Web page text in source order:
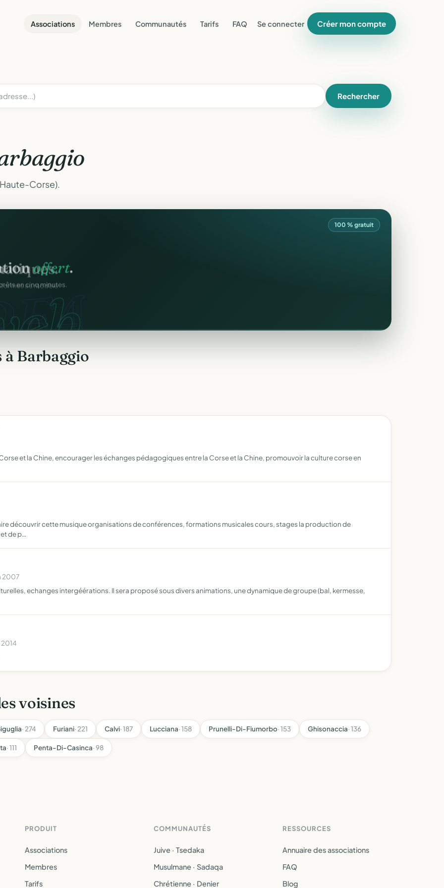
Associations Membres Communautés Tarifs FAQ Se connecter Créer mon compte
Rechercher
Corse).
100 % gratuit
au modèle
offert.
en cinq minutes.
Barbaggio
et la Chine, encourager les échanges pédagogiques entre la Corse et la Chine, promouvoir la culture corse en
découvrir cette musique organisations de conférences, formations musicales cours, stages la production de
de p…
2007
echanges intergéérations. Il sera proposé sous divers animations, une dynamique de groupe (bal, kermesse,
2014
voisines
· 274 Furiani· 221 Calvi· 187 Lucciana· 158 Prunelli-Di-Fiumorbo· 153 Ghisonaccia· 136
· 111 Penta-Di-Casinca· 98
PRODUIT
Associations
Membres
Tarifs
COMMUNAUTÉS
Juive · Tsedaka
Musulmane · Sadaqa
Chrétienne · Denier
RESSOURCES
Annuaire des associations
FAQ
Blog